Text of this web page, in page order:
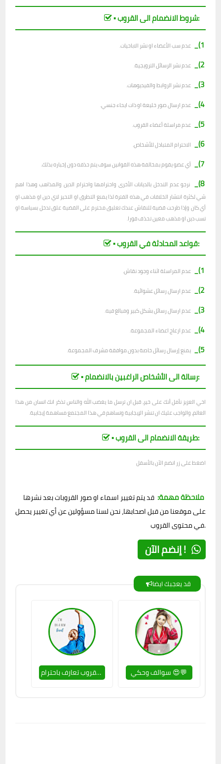
▪︎ شروط الانضمام الى القروب:
1)_
عدم سب الأعضاء او نشر الاباحيات.
2)_ عدم نشر الرسائل الترويجية.
3)_ عدم نشر الروابط والفيديوهات.
4)_ عدم ارسال صور خليعة او ذات ايحاء جنسي.
5)_ عدم مراسلة أعضاء القروب.
6)_ الاحترام المتبادل للأشخاص.
7)_ أي عضو يقوم بمخالفة هذه القوانين سوف يتم حذفه دون إخباره بذلك.
8)_
نرجو عدم التدخل بالديانات الأخرى واحترامها واحترام الدين والمذاهب وهذا اهم
شي لكثرة انتشار الخلافات في هذه الفترة لذا يمنع التطرق او التحيز لاي دين او مذهب او
أي كان وإذا طرحت قضية للنقاش عندك تعليق محترم على القضية علق تدخل بسياسة او
تسب دين او مذهب معين تحذف فورا.
▪︎ قواعد المحادثة في القروب:
1)_
عدم المراسلة اثناء وجود نقاش.
2)_ عدم ارسال رسائل عشوائية.
3)_ عدم ارسال رسائل بشكل كبير ومبالغ فيه.
4)_ عدم ازعاج اعضاء المجموعة.
5)_ يمنع إرسال رسائل خاصة بدون موافقة مشرف المجموعة.
▪︎ رسالة الى الأشخاص الراغبين بالانضمام:
اخي العزيز نأمل أنك على خير، قبل ان ترسل ما يغضب الله والناس تذكر انك انسان من هذا
العالم، والواجب عليك ان تنشر الإيجابية وتساهم في هذا المجتمع مساهمة إيجابية.
▪︎ طريقة الانضمام الى القروب:
اضغط على زر انضم الآن بالأسفل
ملاحظة مهمة: قد يتم تغيير اسماء او صور القروبات بعد نشرها
على موقعنا من قبل اصحابها، نحن لسنا مسؤولين عن أي تغيير يحصل
في محتوى القروب.
إنضم الآن !
قد يعجبك ايضا
قروب تعارف باحترام😉🚫 سوالف وحكي 😍💬